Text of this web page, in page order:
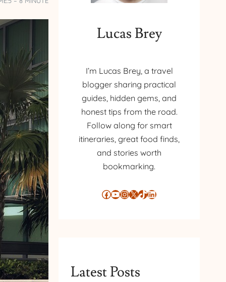
Lucas Brey
I’m Lucas Brey, a travel
blogger sharing practical
guides, hidden gems, and
honest tips from the road.
Follow along for smart
itineraries, great food finds,
and stories worth
bookmarking.
Facebook YouTube InstagramX TikTok LinkedIn
Latest Posts